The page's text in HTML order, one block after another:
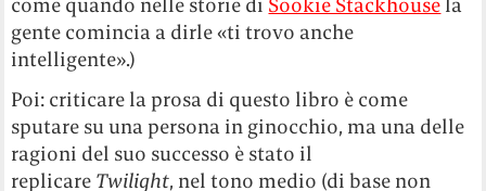
come quando nelle storie di Sookie Stackhouse la
gente comincia a dirle «ti trovo anche
intelligente».)
Poi: criticare la prosa di questo libro è come
sputare su una persona in ginocchio, ma una delle
ragioni del suo successo è stato il
replicare Twilight, nel tono medio (di base non